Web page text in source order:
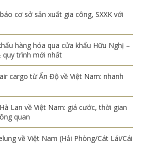
cơ sở sản xuất gia công, SXXK với
hàng hóa qua cửa khẩu Hữu Nghị –
quy trình mới nhất
cargo từ Ấn Độ về Việt Nam: nhanh
Lan về Việt Nam: giá cước, thời gian
quan
về Việt Nam (Hải Phòng/Cát Lái/Cái